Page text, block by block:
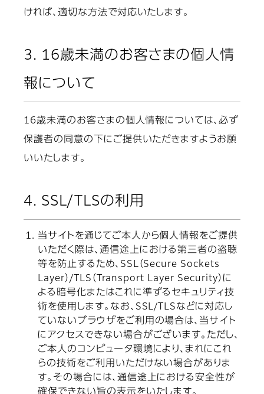
ければ、適切な方法で対応いたします。
3. 16歳未満のお客さまの個人情
報について
16歳未満のお客さまの個人情報については、必ず
保護者の同意の下にご提供いただきますようお願
いいたします。
4. SSL/TLSの利用
当サイトを通じてご本人から個人情報をご提供
いただく際は、通信途上における第三者の盗聴
等を防止するため、SSL（Secure Sockets
Layer）/TLS（Transport Layer Security）に
よる暗号化またはこれに準ずるセキュリティ技
術を使用します。なお、SSL/TLSなどに対応し
ていないブラウザをご利用の場合は、当サイト
にアクセスできない場合がございます。ただし、
ご本人のコンピュータ環境により、まれにこれ
らの技術をご利用いただけない場合がありま
す。その場合には、通信途上における安全性が